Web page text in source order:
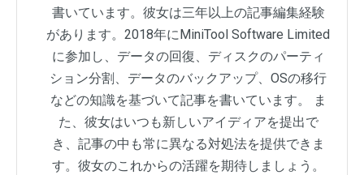
書いています。彼女は三年以上の記事編集経験
があります。2018年にMiniTool Software Limited
に参加し、データの回復、ディスクのパーティ
ション分割、データのバックアップ、OSの移行
などの知識を基づいて記事を書いています。 ま
た、彼女はいつも新しいアイディアを提出で
き、記事の中も常に異なる対処法を提供できま
す。彼女のこれからの活躍を期待しましょう。